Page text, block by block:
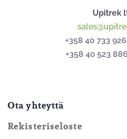
Upitrek
+358 40 733
+358 40 523
Ota yhteyttä
Rekisteriseloste